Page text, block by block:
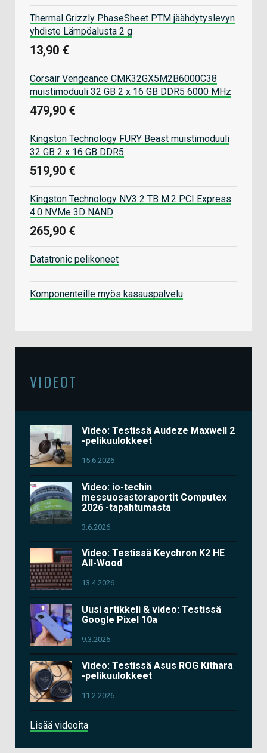
Thermal Grizzly PhaseSheet PTM jäähdytyslevyn
yhdiste Lämpöalusta 2 g
13,90 €
Corsair Vengeance CMK32GX5M2B6000C38
muistimoduuli 32 GB 2 x 16 GB DDR5 6000 MHz
479,90 €
Kingston Technology FURY Beast muistimoduuli
32 GB 2 x 16 GB DDR5
519,90 €
Kingston Technology NV3 2 TB M.2 PCI Express
4.0 NVMe 3D NAND
265,90 €
Datatronic pelikoneet
Komponenteille myös kasauspalvelu
VIDEOT
Video: Testissä Audeze Maxwell 2
-pelikuulokkeet
15.6.2026
Video: io-techin
messuosastoraportit Computex
2026 -tapahtumasta
3.6.2026
Video: Testissä Keychron K2 HE
All-Wood
13.4.2026
Uusi artikkeli & video: Testissä
Google Pixel 10a
9.3.2026
Video: Testissä Asus ROG Kithara
-pelikuulokkeet
11.2.2026
Lisää videoita